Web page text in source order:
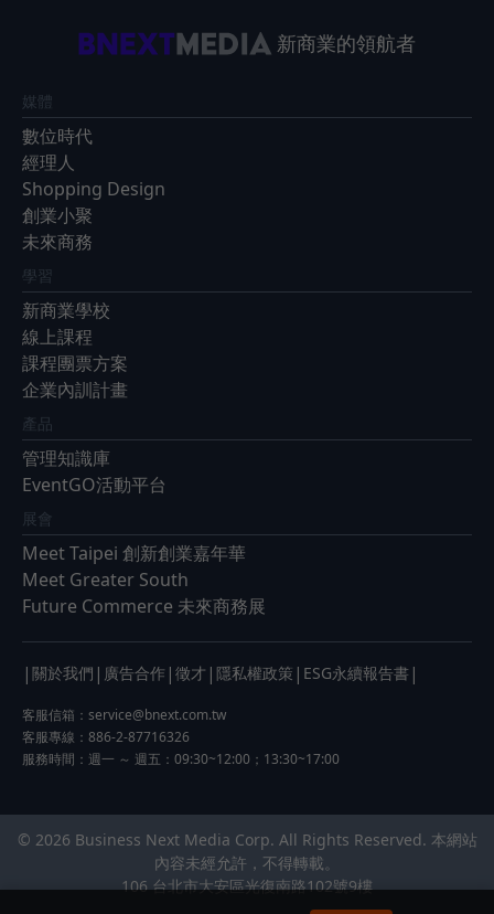
新商業的領航者
媒體
數位時代
經理人
Shopping Design
創業小聚
未來商務
學習
新商業學校
線上課程
課程團票方案
企業內訓計畫
產品
管理知識庫
EventGO活動平台
展會
Meet Taipei 創新創業嘉年華
Meet Greater South
Future Commerce 未來商務展
| 關於我們 | 廣告合作 | 徵才 | 隱私權政策 | ESG永續報告書 |
客服信箱： service@bnext.com.tw
客服專線：886-2-87716326
服務時間：週一 ～ 週五：09:30~12:00；13:30~17:00
© 2026 Business Next Media Corp. All Rights Reserved. 本網站
內容未經允許，不得轉載。
106 台北市大安區光復南路102號9樓